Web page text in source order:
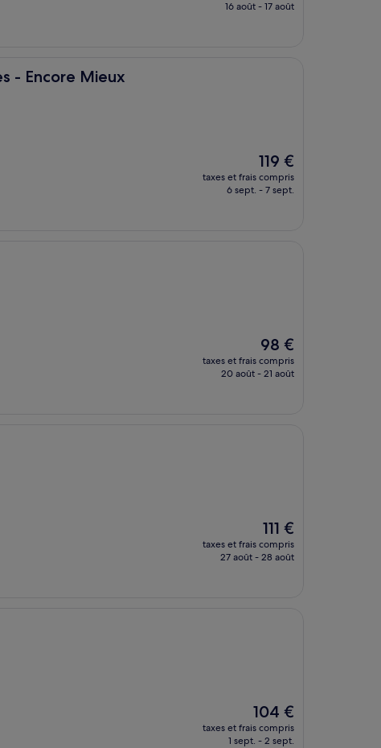
prix
16 août - 17 août
- Encore Mieux
Le
nouveau
prix
119 €
taxes et frais compris
6 sept. - 7 sept.
Le
nouveau
prix
98 €
taxes et frais compris
20 août - 21 août
Le
nouveau
prix
111 €
taxes et frais compris
27 août - 28 août
Le
nouveau
prix
104 €
taxes et frais compris
1 sept. - 2 sept.